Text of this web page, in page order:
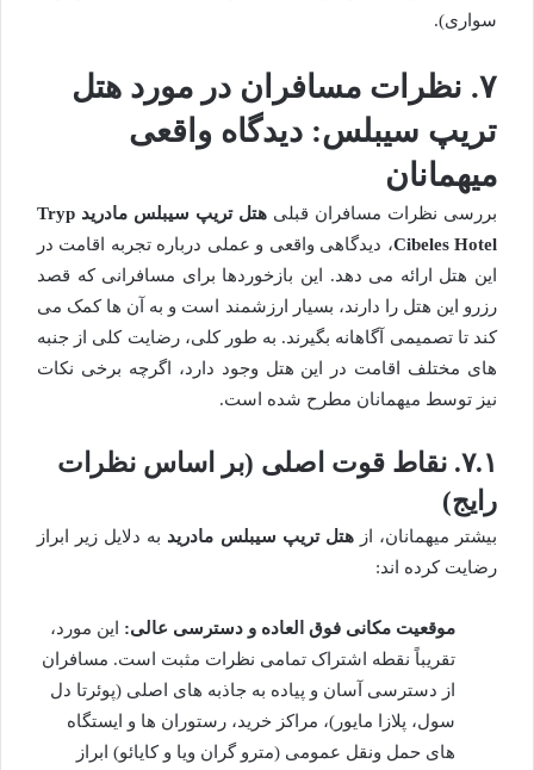
سواری).
۷. نظرات مسافران در مورد هتل
تریپ سیبلس: دیدگاه واقعی
میهمانان
بررسی نظرات مسافران قبلی
هتل تریپ سیبلس مادرید Tryp
Cibeles Hotel، دیدگاهی واقعی و عملی درباره تجربه اقامت در
این هتل ارائه می دهد. این بازخوردها برای مسافرانی که قصد
رزرو این هتل را دارند، بسیار ارزشمند است و به آن ها کمک می
کند تا تصمیمی آگاهانه بگیرند. به طور کلی، رضایت کلی از جنبه
های مختلف اقامت در این هتل وجود دارد، اگرچه برخی نکات
نیز توسط میهمانان مطرح شده است.
۷.۱. نقاط قوت اصلی (بر اساس نظرات
رایج)
بیشتر میهمانان، ازهتل تریپ سیبلس مادرید به دلایل زیر ابراز
رضایت کرده اند:
موقعیت مکانی فوق العاده و دسترسی عالی: این مورد،
تقریباً نقطه اشتراک تمامی نظرات مثبت است. مسافران
از دسترسی آسان و پیاده به جاذبه های اصلی (پوئرتا دل
سول، پلازا مایور)، مراکز خرید، رستوران ها و ایستگاه
های حمل ونقل عمومی (مترو گران ویا و کایائو) ابراز